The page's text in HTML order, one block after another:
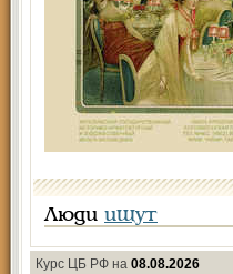
Люди ищут
Курс ЦБ РФ на 08.08.2026